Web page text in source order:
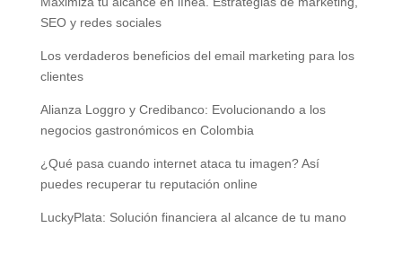
SEO y redes sociales
Los verdaderos beneficios del email marketing para los
clientes
Alianza Loggro y Credibanco: Evolucionando a los
negocios gastronómicos en Colombia
¿Qué pasa cuando internet ataca tu imagen? Así
puedes recuperar tu reputación online
LuckyPlata: Solución financiera al alcance de tu mano